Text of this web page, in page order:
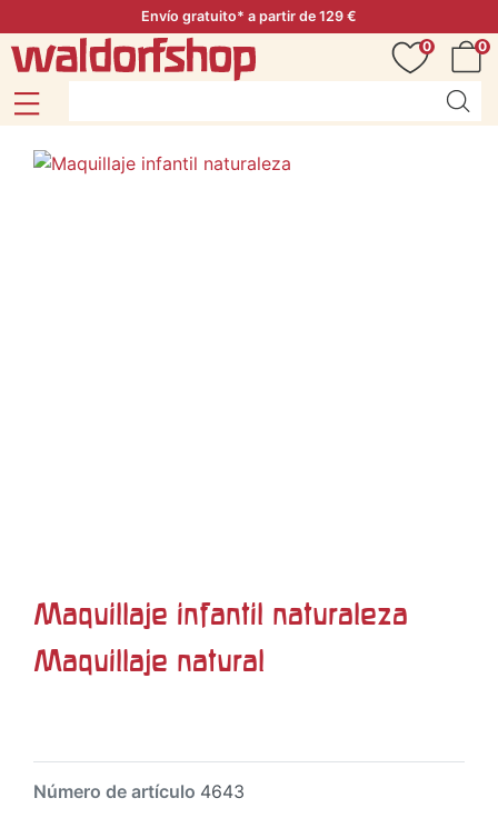
Envío gratuito* a partir de 129 €
0
0
Maquillaje infantil naturaleza
Maquillaje natural
Número de artículo 4643